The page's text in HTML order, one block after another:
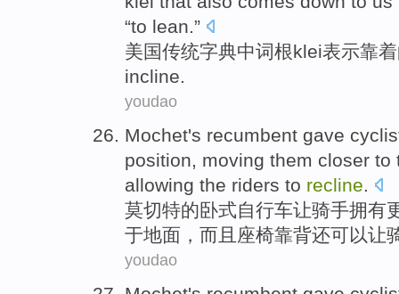
“to lean.”
美国传统字典中词根klei表示靠
incline.
youdao
Mochet's recumbent gave
position, moving them closer to
allowing the riders to recline.
莫切特的卧式自行车让骑手拥有
于地面 ，而且 座椅靠背还可以让
youdao